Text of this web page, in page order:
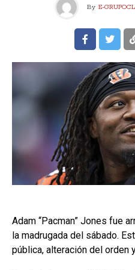
By E-
Adam “Pacman” Jones fue
la madrugada del sábado.
pública, alteración del orden